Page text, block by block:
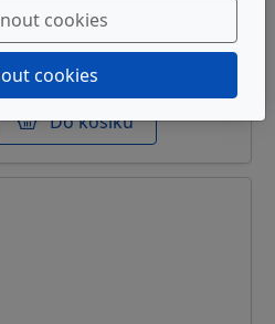
Do košíku
cookies
cookies